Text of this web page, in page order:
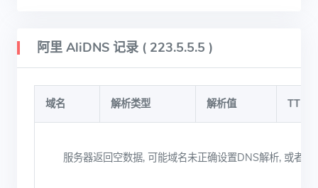
阿里 AliDNS 记录 ( 223.5.5.5 )
域名 解析类型 解析值 TTL
服务器返回空数据, 可能域名未正确设置DNS解析, 或者被